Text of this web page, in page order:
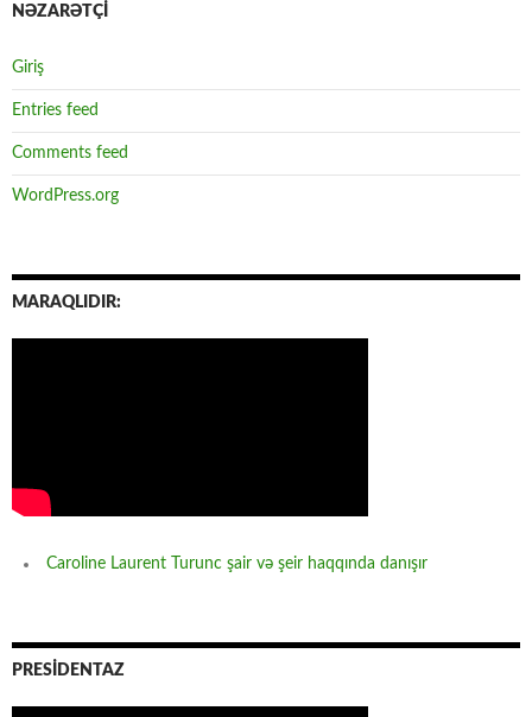
NƏZARƏTÇİ
Giriş
Entries feed
Comments feed
WordPress.org
MARAQLIDIR:
Caroline Laurent Turunc şair və şeir haqqında danışır
PRESİDENTAZ